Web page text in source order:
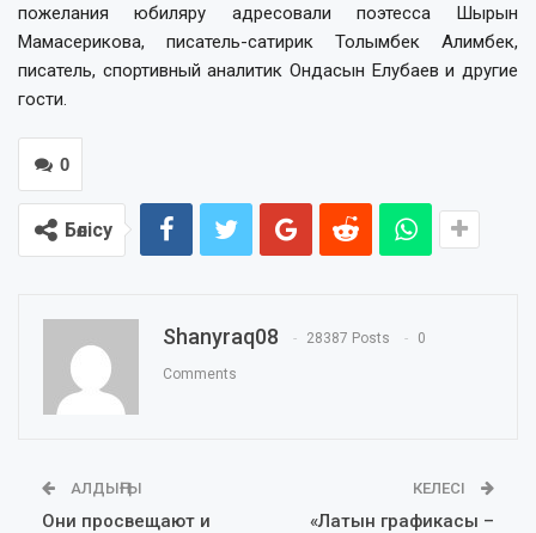
пожелания юбиляру адресовали поэтесса Шырын
Мамасерикова, писатель-сатирик Толымбек Алимбек,
писатель, спортивный аналитик Ондасын Елубаев и другие
гости.
0
Бөлісу
Shanyraq08 28387 Posts 0
Comments
АЛДЫҢҒЫ
Они просвещают и
КЕЛЕСІ
«Латын графикасы –